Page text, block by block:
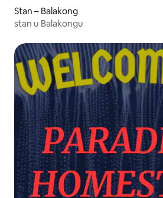
Stan – Balakong
stan u Balakongu